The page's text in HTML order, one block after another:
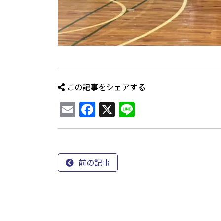
この記事をシェアする
EmailFacebook
X
前の記事